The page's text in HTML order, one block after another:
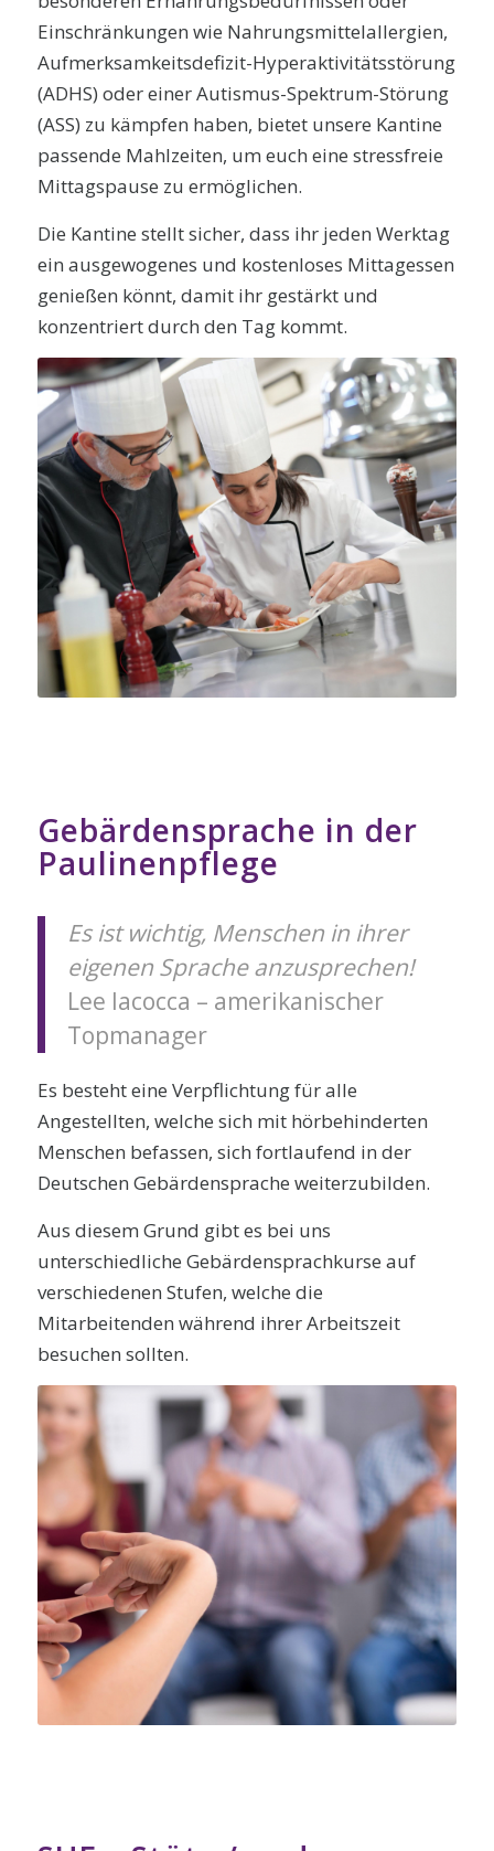
Einschränkungen wie Nahrungsmittelallergien,
Aufmerksamkeitsdefizit-Hyperaktivitätsstörung
(ADHS) oder einer Autismus-Spektrum-Störung
(ASS) zu kämpfen haben, bietet unsere Kantine
passende Mahlzeiten, um euch eine stressfreie
Mittagspause zu ermöglichen.
Die Kantine stellt sicher, dass ihr jeden Werktag
ein ausgewogenes und kostenloses Mittagessen
genießen könnt, damit ihr gestärkt und
konzentriert durch den Tag kommt.
Gebärdensprache in der
Paulinenpflege
Es ist wichtig, Menschen in ihrer
eigenen Sprache anzusprechen!
Lee Iacocca – amerikanischer
Topmanager
Es besteht eine Verpflichtung für alle
Angestellten, welche sich mit hörbehinderten
Menschen befassen, sich fortlaufend in der
Deutschen Gebärdensprache weiterzubilden.
Aus diesem Grund gibt es bei uns
unterschiedliche Gebärdensprachkurse auf
verschiedenen Stufen, welche die
Mitarbeitenden während ihrer Arbeitszeit
besuchen sollten.